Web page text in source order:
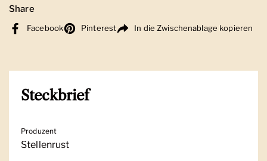
Share
Facebook Pinterest In die Zwischenablage kopieren
Steckbrief
Produzent
Stellenrust